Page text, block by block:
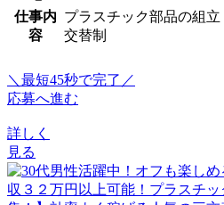
仕事内
容
プラスチック部品の組
交替制
＼最短45秒で完了／
応募へ進む
詳しく
見る